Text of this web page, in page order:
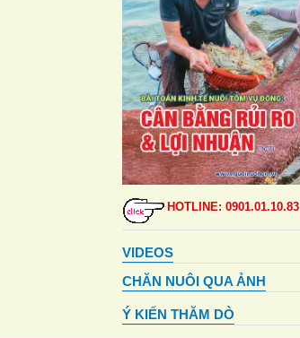
HOTLINE: 0901.01.10.83
VIDEOS
CHĂN NUÔI QUA ẢNH
Ý KIẾN THĂM DÒ